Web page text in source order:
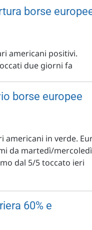
borse
americani positivi.
due giorni fa
borse europee
americani in verde.
da martedì/mercoledì
dal 5/5 toccato ieri
60% e